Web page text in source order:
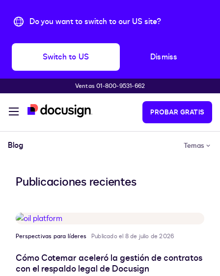
Do you want to switch to our US site?
Switch to US Dismiss
Accede al contenido principalVentas 01-800-9531-662
PROBAR GRATIS
Blog Temas
Publicaciones recientes
Perspectivas para líderes Publicado el 8 de julio de 2026
Cómo Cotemar aceleró la gestión de contratos
con el respaldo legal de Docusign